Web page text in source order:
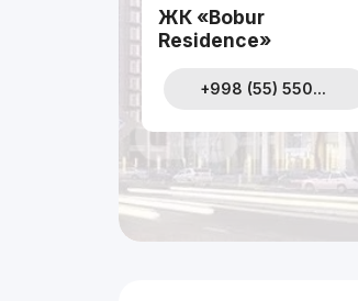
ЖК «Bobur
Residence»
+998 (55) 550...